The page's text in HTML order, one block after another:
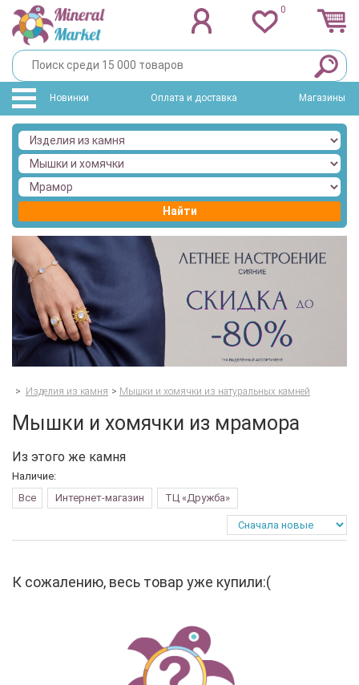
0
Новинки Оплата и доставка Магазины
Найти
> Изделия из камня > Мышки и хомячки из натуральных камней
Мышки и хомячки из мрамора
Из этого же камня
Наличие:
Все
Интернет-магазин ТЦ «Дружба»
К сожалению, весь товар уже купили:(